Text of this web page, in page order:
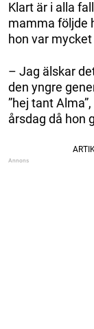
Klart är i alla
mamma följde
hon var
– Jag älskar
den yngre
”hej tant
årsdag då hon